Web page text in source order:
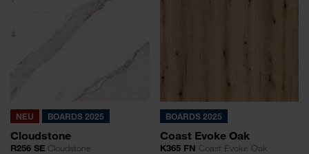
NEU BOARDS 2025
Cloudstone
R256 SE Cloudstone
BOARDS 2025
Coast Evoke Oak
K365 FN Coast Evoke Oak